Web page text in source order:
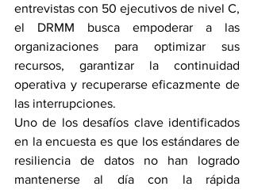
entrevistas con 50 ejecutivos de nivel C,
el DRMM busca empoderar a las
organizaciones para optimizar sus
recursos, garantizar la continuidad
operativa y recuperarse eficazmente de
las interrupciones.
Uno de los desafíos clave identificados
en la encuesta es que los estándares de
resiliencia de datos no han logrado
mantenerse al día con la rápida